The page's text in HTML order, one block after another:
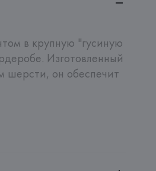
в крупную "гусиную
Изготовленный
шерсти, он обеспечит